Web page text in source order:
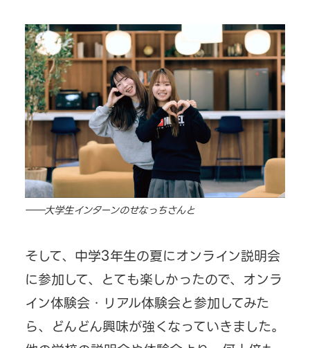
――大学生インターンのせなっちさんと
そして、中学3年生の夏にオンライン説明会
に参加して、とても楽しかったので、オンラ
イン体験会・リアル体験会と参加してみた
ら、どんどん興味が強くなっていきました。